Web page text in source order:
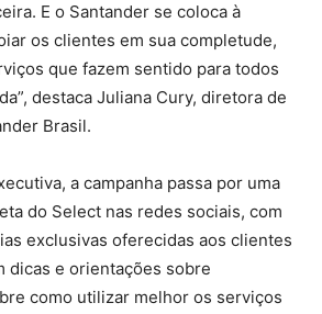
E o Santander se coloca à
os clientes em sua completude,
que fazem sentido para todos
destaca Juliana Cury, diretora de
Brasil.
a campanha passa por uma
do Select nas redes sociais, com
exclusivas oferecidas aos clientes
dicas e orientações sobre
como utilizar melhor os serviços